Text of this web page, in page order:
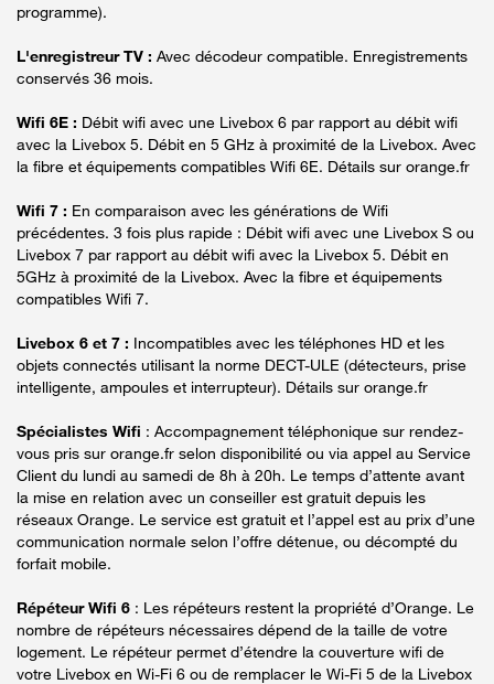
programme).
L'enregistreur TV : Avec décodeur compatible. Enregistrements
conservés 36 mois.
Wifi 6E : Débit wifi avec une Livebox 6 par rapport au débit wifi
avec la Livebox 5. Débit en 5 GHz à proximité de la Livebox. Avec
la fibre et équipements compatibles Wifi 6E. Détails sur orange.fr
Wifi 7 : En comparaison avec les générations de Wifi
précédentes. 3 fois plus rapide : Débit wifi avec une Livebox S ou
Livebox 7 par rapport au débit wifi avec la Livebox 5. Débit en
5GHz à proximité de la Livebox. Avec la fibre et équipements
compatibles Wifi 7.
Livebox 6 et 7 : Incompatibles avec les téléphones HD et les
objets connectés utilisant la norme DECT-ULE (détecteurs, prise
intelligente, ampoules et interrupteur). Détails sur orange.fr
Spécialistes Wifi : Accompagnement téléphonique sur rendez-
vous pris sur orange.fr selon disponibilité ou via appel au Service
Client du lundi au samedi de 8h à 20h. Le temps d’attente avant
la mise en relation avec un conseiller est gratuit depuis les
réseaux Orange. Le service est gratuit et l’appel est au prix d’une
communication normale selon l’offre détenue, ou décompté du
forfait mobile.
Répéteur Wifi 6 : Les répéteurs restent la propriété d’Orange. Le
nombre de répéteurs nécessaires dépend de la taille de votre
logement. Le répéteur permet d’étendre la couverture wifi de
votre Livebox en Wi-Fi 6 ou de remplacer le Wi-Fi 5 de la Livebox